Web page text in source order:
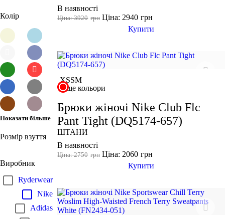
Колір
Показати більше
Розмір взуття
Виробник
Ryderwear
Nike
Adidas
В наявності
грн
Ціна: 3920 грн
Ціна: 2940
Купити
XSSM
ще кольори
Брюки жіночі Nike Club Flc
Pant Tight (DQ5174-657)
ШТАНИ
В наявності
грн
Ціна: 2750 грн
Ціна: 2060
Купити